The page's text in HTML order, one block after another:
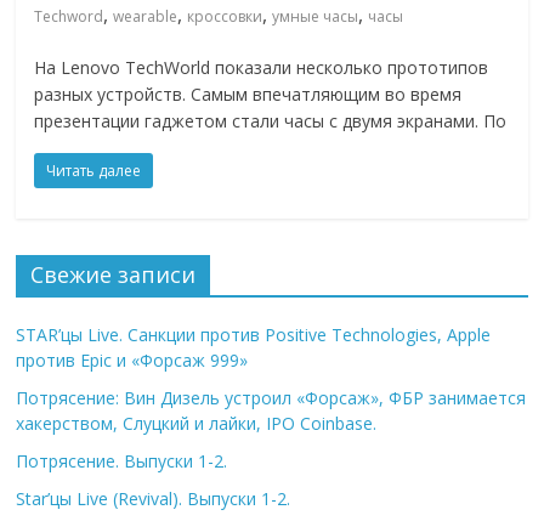
Techword,wearable, кроссовки,умные часы, часы
На Lenovo TechWorld показали несколько прототипов
разных устройств. Самым впечатляющим во время
презентации гаджетом стали часы с двумя экранами. По
Читать далее
Свежие записи
STAR’цы Live. Санкции против Positive Technologies, Apple
против Epic и «Форсаж 999»
Потрясение: Вин Дизель устроил «Форсаж», ФБР занимается
хакерством, Слуцкий и лайки, IPO Coinbase.
Потрясение. Выпуски 1-2.
Star’цы Live (Revival). Выпуски 1-2.